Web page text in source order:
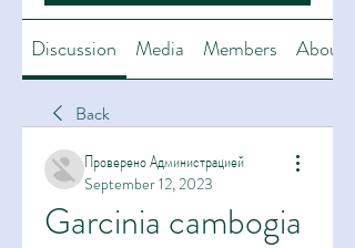
Discussion Media Members About
Back
Проверено Администрацией
September 12, 2023
Garcinia cambogia